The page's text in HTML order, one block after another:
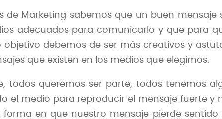
de Marketing sabemos que un buen mensaje
adecuados para comunicarlo y que para
debemos de ser más creativos y
que existen en los medios que elegimos.
todos queremos ser parte, todos tenemos
el medio para reproducir el mensaje fuerte y
en que nuestro mensaje pierde sentido